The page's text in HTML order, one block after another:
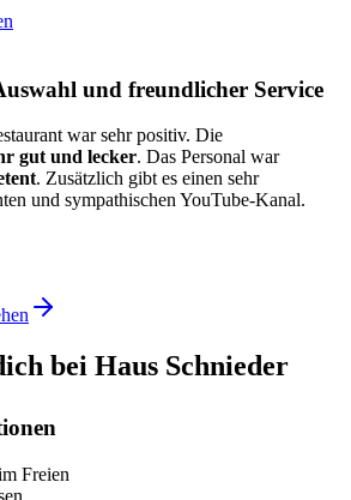
und freundlicher Service
war sehr positiv. Die
gut und lecker. Das Personal war
. Zusätzlich gibt es einen sehr
und sympathischen YouTube-Kanal.
bei Haus Schnieder
Freien